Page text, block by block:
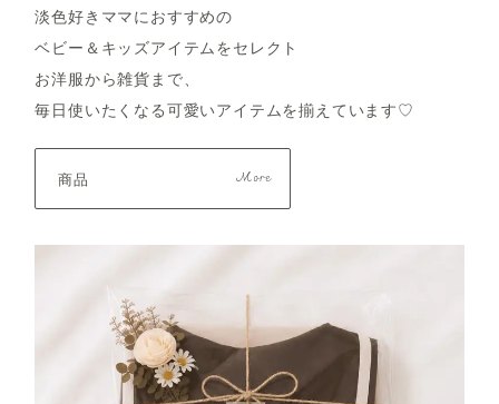
淡色好きママにおすすめの
ベビー＆キッズアイテムをセレクト
お洋服から雑貨まで、
毎日使いたくなる可愛いアイテムを揃えています♡
商品